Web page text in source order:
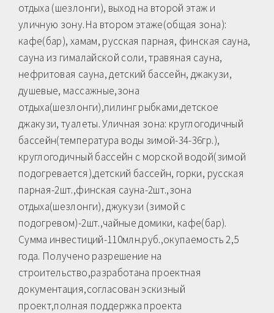
отдыха (шезлонги), выход на второй этаж и
уличную зону.На втором этаже(общая зона):
кафе(бар), хамам, русская парная, финская сауна,
сауна из гималайской соли, травяная сауна,
нефритовая сауна, детский бассейн, джакузи,
душевые, массажные,зона
отдыха(шезлонги),пилинг рыбками,детское
джакузи, туалеты. Уличная зона: круглогодичный
бассейн(температура воды зимой-34-36гр.),
круглогодичный бассейн с морской водой(зимой
подогревается),детский бассейн, горки, русская
парная-2шт.,финская сауна-2шт.,зона
отдыха(шезлонги), джукузи (зимой с
подогревом)-2шт.,чайные домики, кафе(бар).
Сумма инвестиций-110млн.руб.,окупаемость 2,5
года. Получено разрешение на
строительство,разработана проектная
документация,согласован эскизный
проект,полная поддержка проекта